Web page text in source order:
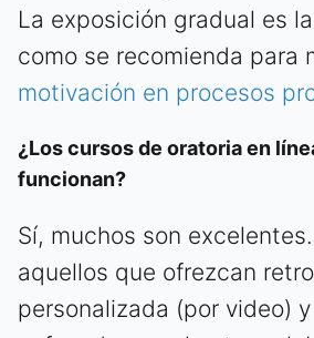
La exposición gradual es
como se recomienda para
motivación en procesos
¿Los cursos de oratoria en
funcionan?
Sí, muchos son
aquellos que ofrezcan
personalizada (por video)